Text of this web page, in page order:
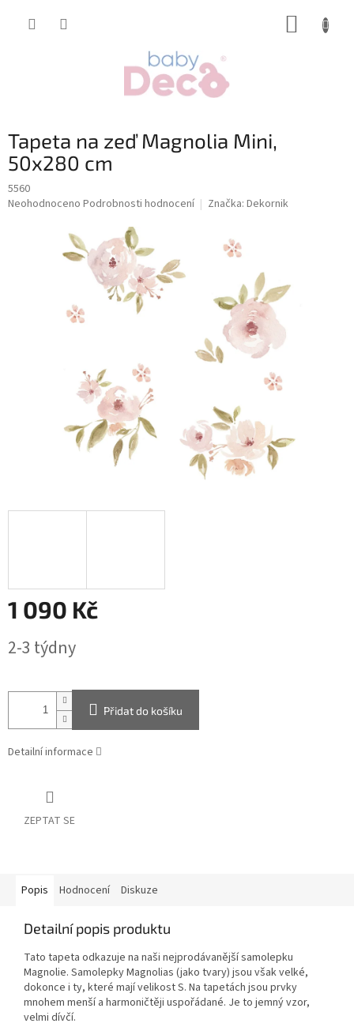
Tapeta na zeď Magnolia Mini,
50x280 cm
5560
Průměrné
Neohodnoceno Podrobnosti hodnocení Značka: Dekornik
1 090 Kč
cena:
2-3 týdny
Přidat do košíku
Detailní informace
ZEPTAT SE
Popis Hodnocení Diskuze
Detailní popis produktu
Tato tapeta odkazuje na naši nejprodávanější samolepku
Magnolie. Samolepky Magnolias (jako tvary) jsou však velké,
dokonce i ty, které mají velikost S. Na tapetách jsou prvky
mnohem menší a harmoničtěji uspořádané. Je to jemný vzor,
velmi dívčí.